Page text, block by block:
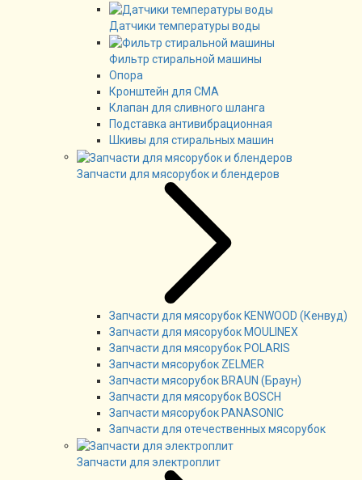
Датчики температуры воды
Фильтр стиральной машины
Опора
Кронштейн для СМА
Клапан для сливного шланга
Подставка антивибрационная
Шкивы для стиральных машин
Запчасти для мясорубок и блендеров
Запчасти для мясорубок KENWOOD (Кенвуд)
Запчасти для мясорубок MOULINEX
Запчасти для мясорубок POLARIS
Запчасти мясорубок ZELMER
Запчасти мясорубок BRAUN (Браун)
Запчасти для мясорубок BOSCH
Запчасти мясорубок PANASONIC
Запчасти для отечественных мясорубок
Запчасти для электроплит